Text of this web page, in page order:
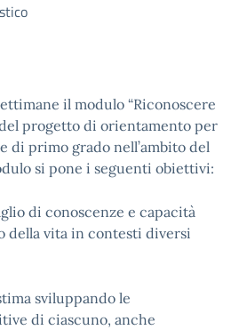
il modulo “Riconoscere
del progetto di orientamento per
di primo grado nell’ambito del
si pone i seguenti obiettivi:
di conoscenze e capacità
della vita in contesti diversi
sviluppando le
di ciascuno, anche